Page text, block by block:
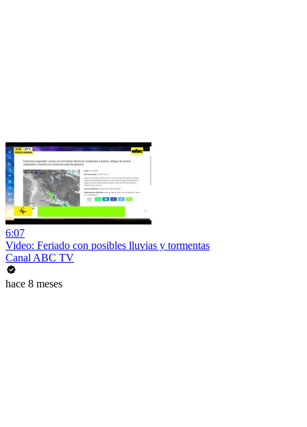
6:07
Video: Feriado con posibles lluvias y tormentas
Canal ABC TV
hace 8 meses